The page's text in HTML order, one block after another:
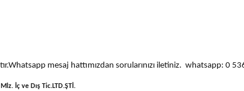
mesaj hattımızdan sorularınızı iletiniz. whatsapp: 0
İç ve Dış Tic.LTD.ŞTİ.